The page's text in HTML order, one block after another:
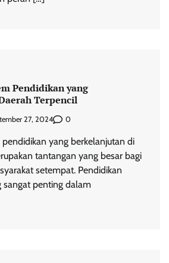
Pendidikan yang
Terpencil
27, 2024 0
yang berkelanjutan di
tantangan yang besar bagi
setempat. Pendidikan
sangat penting dalam